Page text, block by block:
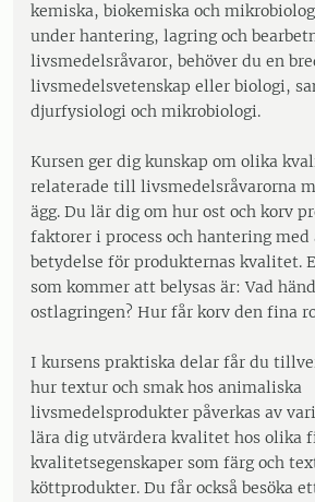
kemiska, biokemiska och
under hantering, lagring och
livsmedelsråvaror, behöver du en
livsmedelsvetenskap eller biologi,
djurfysiologi och mikrobiologi.
Kursen ger dig kunskap om olika
relaterade till livsmedelsråvarorna
ägg. Du lär dig om hur ost och korv
faktorer i process och hantering med
betydelse för produkternas kvalitet.
som kommer att belysas är: Vad
ostlagringen? Hur får korv den fina
I kursens praktiska delar får du
hur textur och smak hos animaliska
livsmedelsprodukter påverkas av
lära dig utvärdera kvalitet hos olika
kvalitetsegenskaper som färg och
köttprodukter. Du får också besöka